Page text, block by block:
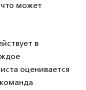
что может
в
оценивается